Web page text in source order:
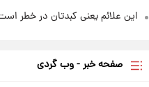
این علائم یعنی کبدتان در خطر
صفحه خبر - وب گردی